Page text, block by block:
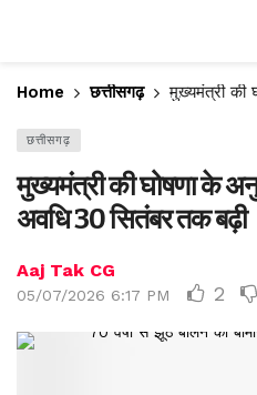
Home छत्तीसगढ़ मुख्यमंत्री की
छत्तीसगढ़
मुख्यमंत्री की घोषणा के
अवधि 30 सितंबर तक बढ़ी
Aaj Tak CG
05/07/2026 6:17 PM 2